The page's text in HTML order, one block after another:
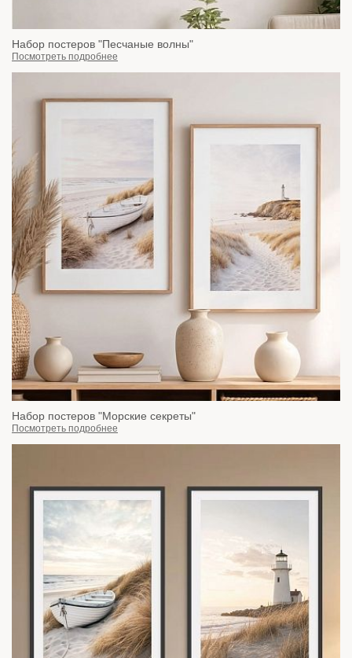
Набор постеров "Песчаные волны"
Посмотреть подробнее
Набор постеров "Морские секреты"
Посмотреть подробнее